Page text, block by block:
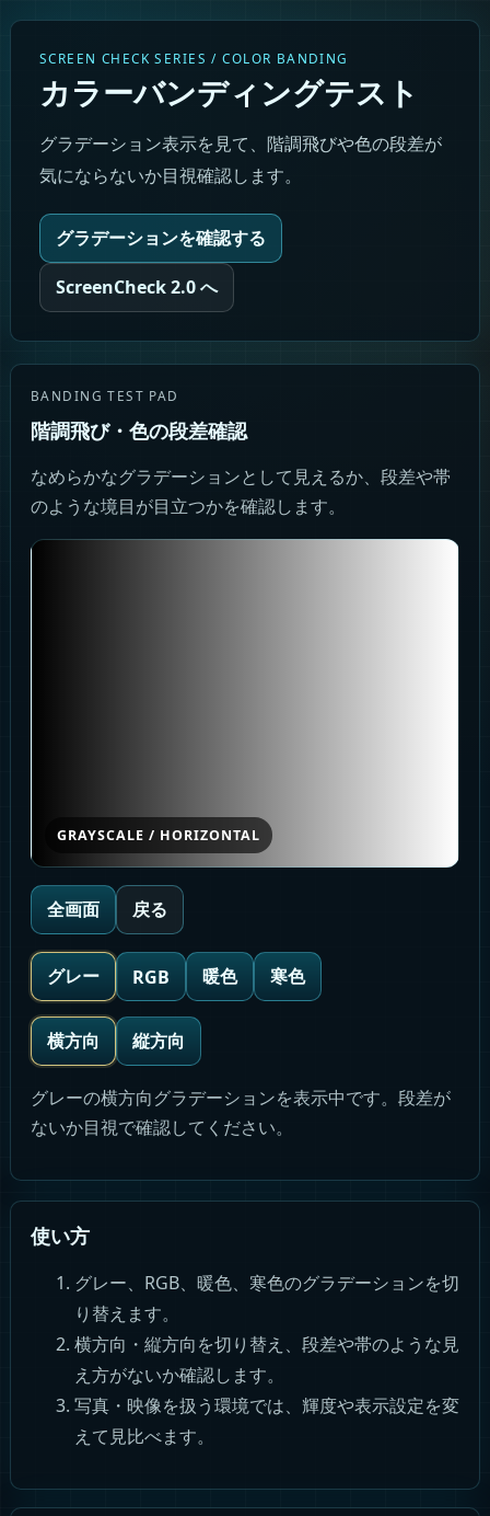
SCREEN CHECK SERIES / COLOR BANDING
カラーバンディングテスト
グラデーション表示を見て、階調飛びや色の段差が
気にならないか目視確認します。
グラデーションを確認する
ScreenCheck 2.0 へ
BANDING TEST PAD
階調飛び・色の段差確認
なめらかなグラデーションとして見えるか、段差や帯
のような境目が目立つかを確認します。
GRAYSCALE / HORIZONTAL
全画面 戻る
グレー RGB 暖色 寒色
横方向 縦方向
グレーの横方向グラデーションを表示中です。段差が
ないか目視で確認してください。
使い方
グレー、RGB、暖色、寒色のグラデーションを切
り替えます。
横方向・縦方向を切り替え、段差や帯のような見
え方がないか確認します。
写真・映像を扱う環境では、輝度や表示設定を変
えて見比べます。